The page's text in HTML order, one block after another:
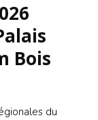
Bois
du